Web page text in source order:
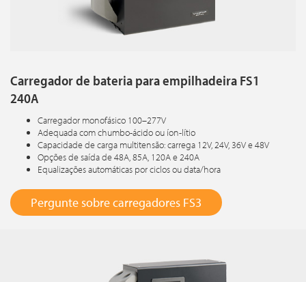
Carregador de bateria para empilhadeira FS1
240A
Carregador monofásico 100–277V
Adequada com chumbo-ácido ou íon-lítio
Capacidade de carga multitensão: carrega 12V, 24V, 36V e 48V
Opções de saída de 48A, 85A, 120A e 240A
Equalizações automáticas por ciclos ou data/hora
Pergunte sobre carregadores FS3